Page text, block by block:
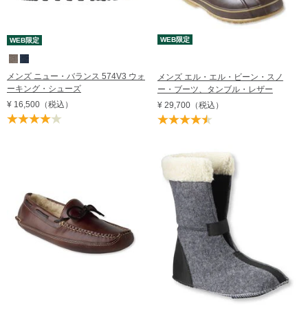
WEB限定
メンズ ニュー・バランス 574V3 ウォ
ーキング・シューズ
¥ 16,500 （税込）
WEB限定
メンズ エル・エル・ビーン・スノ
ー・ブーツ、タンブル・レザー
¥ 29,700（税込）